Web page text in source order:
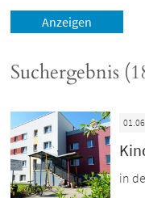
Suchergebnis
in